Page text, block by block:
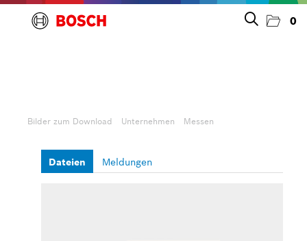
0
Unternehmen
Bilder zum Download Unternehmen Messen
Dateien Meldungen